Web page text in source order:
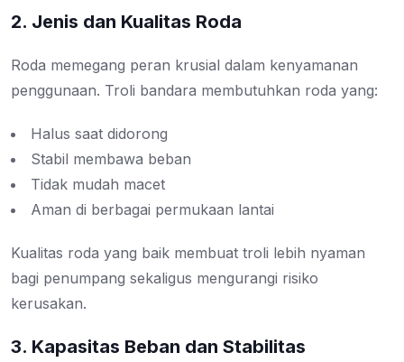
2. Jenis dan Kualitas Roda
Roda memegang peran krusial dalam kenyamanan
penggunaan. Troli bandara membutuhkan roda yang:
Halus saat didorong
Stabil membawa beban
Tidak mudah macet
Aman di berbagai permukaan lantai
Kualitas roda yang baik membuat troli lebih nyaman
bagi penumpang sekaligus mengurangi risiko
kerusakan.
3. Kapasitas Beban dan Stabilitas